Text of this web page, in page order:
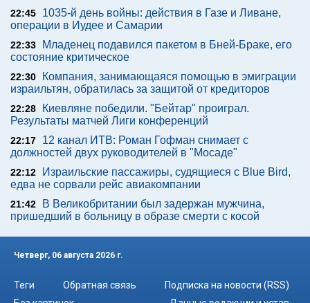
22:45
1035-й день войны: действия в Газе и Ливане,
операции в Иудее и Самарии
22:33
Младенец подавился пакетом в Бней-Браке, его
состояние критическое
22:30
Компания, занимающаяся помощью в эмиграции
израильтян, обратилась за защитой от кредиторов
22:28
Киевляне победили. "Бейтар" проиграл.
Результаты матчей Лиги конференций
22:17
12 канал ИТВ: Роман Гофман снимает с
должностей двух руководителей в "Мосаде"
22:12
Израильские пассажиры, судящиеся с Blue Bird,
едва не сорвали рейс авиакомпании
21:42
В Великобритании был задержан мужчина,
пришедший в больницу в образе смерти с косой
Четверг, 06 августа 2026 г.
Теги Обратная связь
Подписка на новости (RSS)